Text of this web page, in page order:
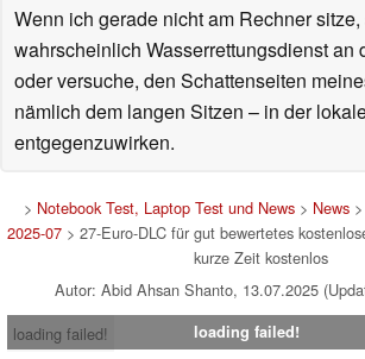
Wenn ich gerade nicht am Rechner
wahrscheinlich Wasserrettungsdienst an
oder versuche, den Schattenseiten
nämlich dem langen Sitzen – in der
entgegenzuwirken.
> Notebook Test, Laptop Test und News> News>
2025-07> 27-Euro-DLC für gut bewertetes
kurze Zeit kostenlos
Autor: Abid Ahsan Shanto, 13.07.2025
loading failed!
loading failed!